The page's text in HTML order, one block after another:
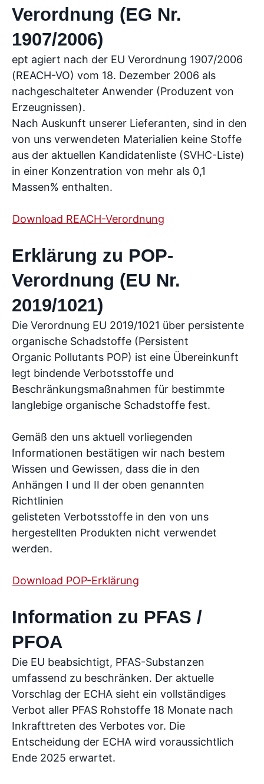
Verordnung (EG Nr.
1907/2006)
ept agiert nach der EU Verordnung 1907/2006
(REACH-VO) vom 18. Dezember 2006 als
nachgeschalteter Anwender (Produzent von
Erzeugnissen).
Nach Auskunft unserer Lieferanten, sind in den
von uns verwendeten Materialien keine Stoffe
aus der aktuellen Kandidatenliste (SVHC-Liste)
in einer Konzentration von mehr als 0,1
Massen% enthalten.
Download REACH-Verordnung
Erklärung zu POP-
Verordnung (EU Nr.
2019/1021)
Die Verordnung EU 2019/1021 über persistente
organische Schadstoffe (Persistent
Organic Pollutants POP) ist eine Übereinkunft
legt bindende Verbotsstoffe und
Beschränkungsmaßnahmen für bestimmte
langlebige organische Schadstoffe fest.
Gemäß den uns aktuell vorliegenden
Informationen bestätigen wir nach bestem
Wissen und Gewissen, dass die in den
Anhängen I und II der oben genannten
Richtlinien
gelisteten Verbotsstoffe in den von uns
hergestellten Produkten nicht verwendet
werden.
Download POP-Erklärung
Information zu PFAS /
PFOA
Die EU beabsichtigt, PFAS-Substanzen
umfassend zu beschränken. Der aktuelle
Vorschlag der ECHA sieht ein vollständiges
Verbot aller PFAS Rohstoffe 18 Monate nach
Inkrafttreten des Verbotes vor. Die
Entscheidung der ECHA wird voraussichtlich
Ende 2025 erwartet.